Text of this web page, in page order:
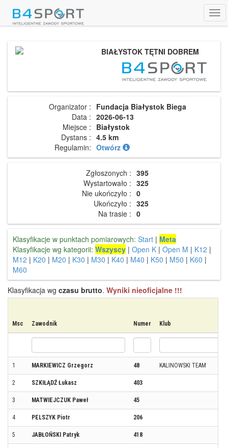
BIAŁYSTOK TĘTNI DOBREM
Organizator : Fundacja Białystok Biega
Data : 2026-06-13
Miejsce : Białystok
Dystans : 4.5 km
Regulamin: Otwórz
Zgłoszonych : 395
Wystartowało : 325
Nie ukończyło : 0
Ukończyło : 325
Na trasie : 0
Klasyfikacje w punktach pomiarowych: Start | Meta
Klasyfikacje wg kategorii: Wszyscy | Open K | Open M | K12 |
M12 | K20 | M20 | K30 | M30 | K40 | M40 | K50 | M50 | K60 |
M60
Klasyfikacja wg czasu brutto. Wyniki nieoficjalne !!!
Msc Zawodnik Numer Klub
1 MARKIEWICZ Grzegorz 48 KALINOWSKI TEAM
2 SZKIŁĄDŹ Łukasz 403
3 MATWIEJCZUK Paweł 45
4 PELSZYK Piotr 206
5 JABŁOŃSKI Patryk 418